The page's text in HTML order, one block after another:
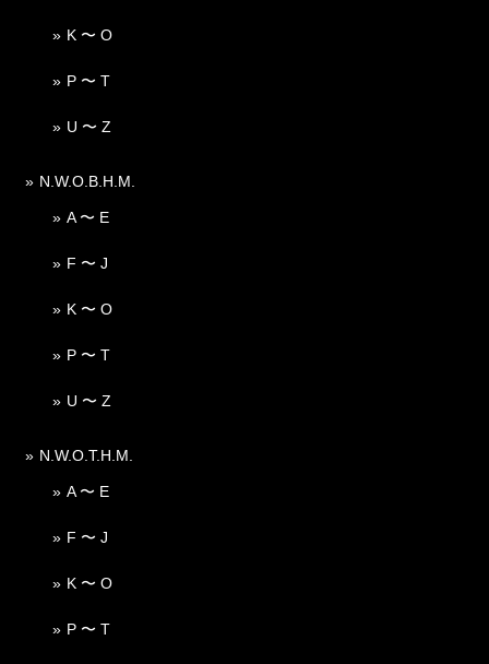
K 〜 O
P 〜 T
U 〜 Z
N.W.O.B.H.M.
A 〜 E
F 〜 J
K 〜 O
P 〜 T
U 〜 Z
N.W.O.T.H.M.
A 〜 E
F 〜 J
K 〜 O
P 〜 T